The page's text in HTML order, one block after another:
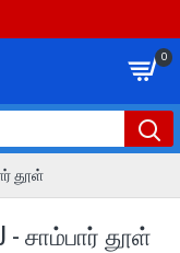
0
தூள்
- சாம்பார் தூள்